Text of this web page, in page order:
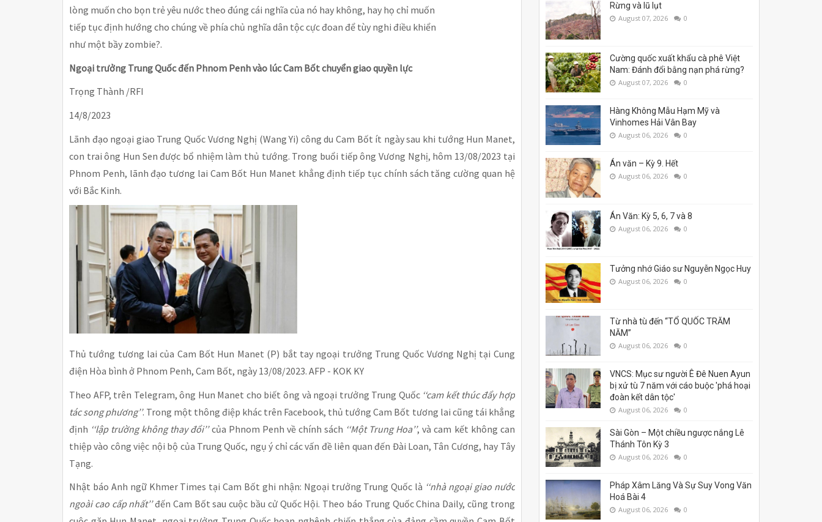
lòng muốn cho bọn trẻ yêu nước theo đúng cái nghĩa của nó hay không, hay họ chỉ muốn
tiếp tục định hướng cho chúng về phía chủ nghĩa dân tộc cực đoan để tùy nghi điều khiển
như một bầy zombie?.
Ngoại trưởng Trung Quốc đến Phnom Penh vào lúc Cam Bốt chuyển giao quyền lực
Trọng Thành /RFI
14/8/2023
Lãnh đạo ngoại giao Trung Quốc Vương Nghị (Wang Yi) công du Cam Bốt ít ngày sau khi tướng Hun Manet,
con trai ông Hun Sen được bổ nhiệm làm thủ tướng. Trong buổi tiếp ông Vương Nghị, hôm 13/08/2023 tại
Phnom Penh, lãnh đạo tương lai Cam Bốt Hun Manet khẳng định tiếp tục chính sách tăng cường quan hệ
với Bắc Kinh.
Thủ tướng tương lai của Cam Bốt Hun Manet (P) bắt tay ngoại trưởng Trung Quốc Vương Nghị tại Cung
điện Hòa bình ở Phnom Penh, Cam Bốt, ngày 13/08/2023. AFP - KOK KY
Theo AFP, trên Telegram, ông Hun Manet cho biết ông và ngoại trưởng Trung Quốc ‘‘cam kết thúc đẩy hợp
tác song phương’’. Trong một thông điệp khác trên Facebook, thủ tướng Cam Bốt tương lai cũng tái khẳng
định ‘‘lập trường không thay đổi’’của Phnom Penh về chính sách ‘‘Một Trung Hoa’’, và cam kết không can
thiệp vào công việc nội bộ của Trung Quốc, ngụ ý chỉ các vấn đề liên quan đến Đài Loan, Tân Cương, hay Tây
Tạng.
Nhật báo Anh ngữ Khmer Times tại Cam Bốt ghi nhận: Ngoại trưởng Trung Quốc là ‘‘nhà ngoại giao nước
ngoài cao cấp nhất’’đến Cam Bốt sau cuộc bầu cử Quốc Hội. Theo báo Trung Quốc China Daily, cũng trong
Rừng và lũ lụt
August 07, 2026 0
Cường quốc xuất khẩu cà phê Việt
Nam: Đánh đổi bằng nạn phá rừng?
August 07, 2026 0
Hàng Không Mẫu Hạm Mỹ và
Vinhomes Hải Vân Bay
August 06, 2026 0
Án văn – Kỳ 9. Hết
August 06, 2026 0
Án Văn: Kỳ 5, 6, 7 và 8
August 06, 2026 0
Tưởng nhớ Giáo sư Nguyễn Ngọc Huy
August 06, 2026 0
Từ nhà tù đến “TỔ QUỐC TRĂM
NĂM”
August 06, 2026 0
VNCS: Mục sư người Ê Đê Nuen Ayun
bị xử tù 7 năm với cáo buộc 'phá hoại
đoàn kết dân tộc'
August 06, 2026 0
Sài Gòn – Một chiều ngược nắng Lê
Thánh Tôn Kỳ 3
August 06, 2026 0
Pháp Xâm Lăng Và Sự Suy Vong Văn
Hoá Bài 4
August 06, 2026 0